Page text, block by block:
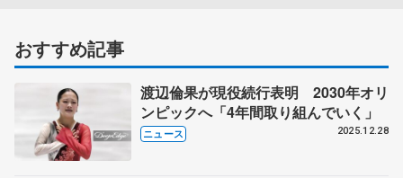
おすすめ記事
渡辺倫果が現役続行表明 2030年オリ
ンピックへ「4年間取り組んでいく」
ニュース 2025.12.28